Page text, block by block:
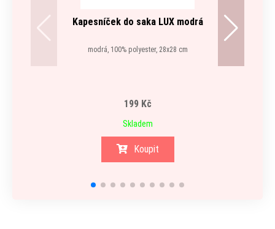
Kapesníček do saka LUX modrá
modrá, 100% polyester, 28x28 cm
199 Kč
Skladem
Koupit